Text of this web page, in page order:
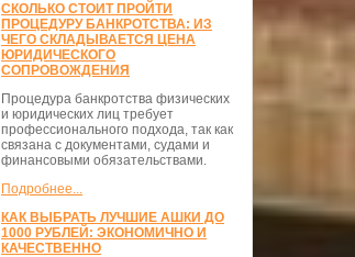
СКОЛЬКО СТОИТ ПРОЙТИ
ПРОЦЕДУРУ БАНКРОТСТВА: ИЗ
ЧЕГО СКЛАДЫВАЕТСЯ ЦЕНА
ЮРИДИЧЕСКОГО
СОПРОВОЖДЕНИЯ
Процедура банкротства физических
и юридических лиц требует
профессионального подхода, так как
связана с документами, судами и
финансовыми обязательствами.
Подробнее...
КАК ВЫБРАТЬ ЛУЧШИЕ АШКИ ДО
1000 РУБЛЕЙ: ЭКОНОМИЧНО И
КАЧЕСТВЕННО